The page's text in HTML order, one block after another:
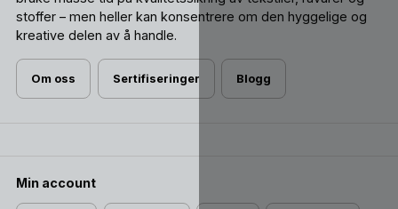
stoffer – men heller kan konsentrere om den hyggelige og
kreative delen av å handle.
Om oss Sertifiseringer Blogg
Min account